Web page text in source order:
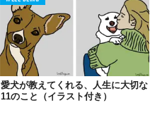
愛犬が教えてくれる、人生に大切な
11のこと（イラスト付き）